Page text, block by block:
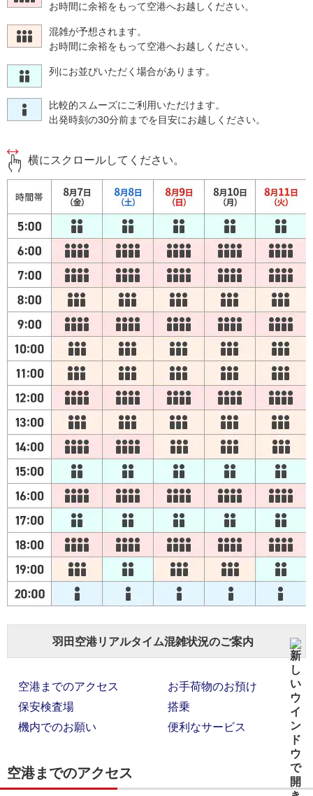
お時間に余裕をもって空港へお越しください。
混雑が予想されます。
お時間に余裕をもって空港へお越しください。
列にお並びいただく場合があります。
比較的スムーズにご利用いただけます。
出発時刻の30分前までを目安にお越しください。
横にスクロールしてください。
羽田空港リアルタイム混雑状況のご案内
空港までのアクセス
お手荷物のお預け
保安検査場
搭乗
機内でのお願い
便利なサービス
空港までのアクセス